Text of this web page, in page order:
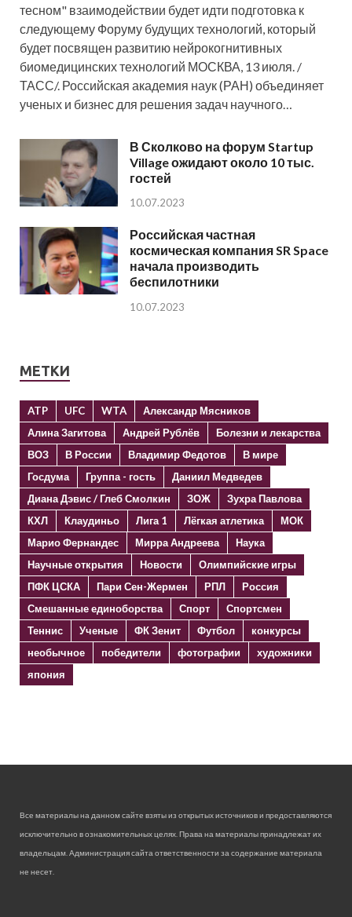
тесном" взаимодействии будет идти подготовка к
следующему Форуму будущих технологий, который
будет посвящен развитию нейрокогнитивных
биомедицинских технологий МОСКВА, 13 июля. /
ТАСС/. Российская академия наук (РАН) объединяет
ученых и бизнес для решения задач научного…
В Сколково на форум Startup
Village ожидают около 10 тыс.
гостей
10.07.2023
Российская частная
космическая компания SR Space
начала производить
беспилотники
10.07.2023
МЕТКИ
ATP UFC WTA
Александр Мясников
Алина Загитова
Андрей Рублёв
Болезни и лекарства
ВОЗ
В России Владимир Федотов
В мире
Госдума
Группа - гость
Даниил Медведев
Диана Дэвис / Глеб Смолкин
ЗОЖ
Зухра Павлова
КХЛ
Клаудиньо Лига 1 Лёгкая атлетика
МОК
Марио Фернандес
Мирра Андреева
Наука
Научные открытия
Новости
Олимпийские игры
ПФК ЦСКА
Пари Сен-Жермен РПЛ
Россия
Смешанные единоборства
Спорт
Спортсмен
Теннис
Ученые ФК Зенит Футбол
конкурсы
необычное
победители фотографии
художники
япония
Все материалы на данном сайте взяты из открытых источников и предоставляются
исключительно в ознакомительных целях. Права на материалы принадлежат их
владельцам. Администрация сайта ответственности за содержание материала
не несет.